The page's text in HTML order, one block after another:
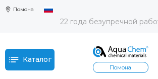
Помона
22 года безупречной
Каталог
Помона